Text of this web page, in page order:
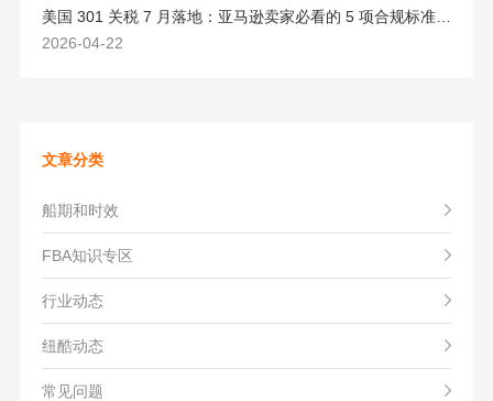
美国 301 关税 7 月落地：亚马逊卖家必看的 5 项合规标准与稳交付方案
2026-04-22
文章分类
船期和时效
FBA知识专区
行业动态
纽酷动态
常见问题